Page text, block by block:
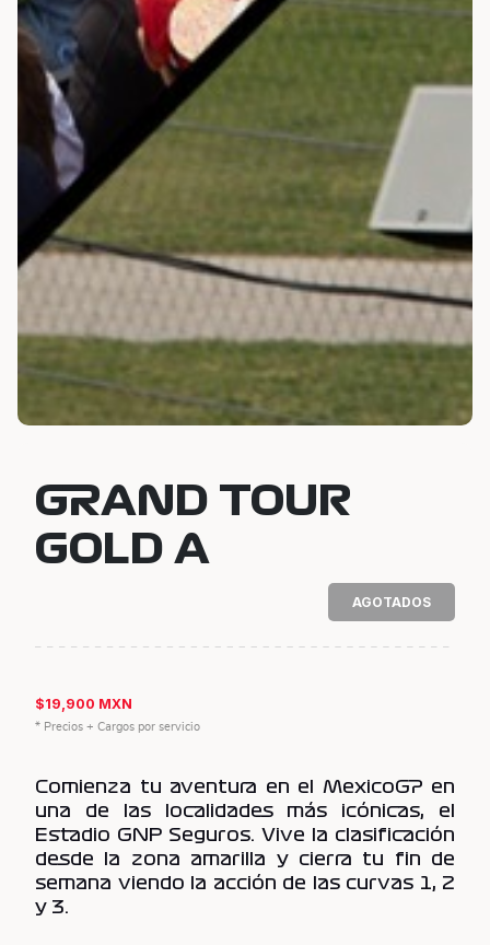
GRAND TOUR
GOLD A
AGOTADOS
$19,900 MXN
* Precios + Cargos por servicio
Comienza tu aventura en el MexicoGP en
una de las localidades más icónicas, el
Estadio GNP Seguros. Vive la clasificación
desde la zona amarilla y cierra tu fin de
semana viendo la acción de las curvas 1, 2
y 3.